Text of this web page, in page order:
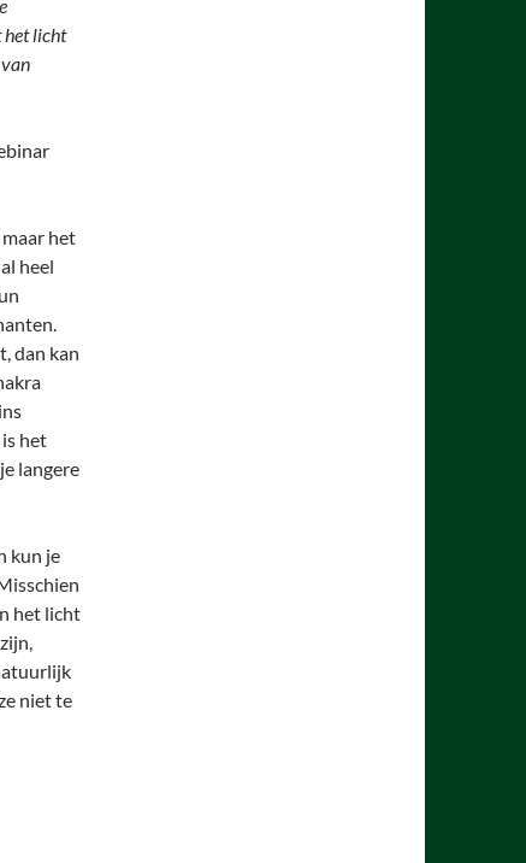
het licht
het
heel
dan kan
het
langere
kun je
het licht
niet te